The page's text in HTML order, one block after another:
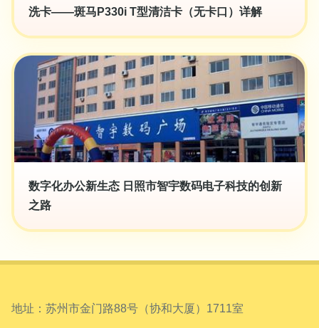
洗卡——斑马P330i T型清洁卡（无卡口）详解
数字化办公新生态 日照市智宇数码电子科技的创新
之路
地址：苏州市金门路88号（协和大厦）1711室